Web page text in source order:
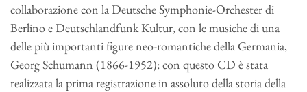
collaborazione con la Deutsche Symphonie-Orchester di
Berlino e Deutschlandfunk Kultur, con le musiche di una
delle più importanti figure neo-romantiche della Germania,
Georg Schumann (1866-1952): con questo CD è stata
realizzata la prima registrazione in assoluto della storia della